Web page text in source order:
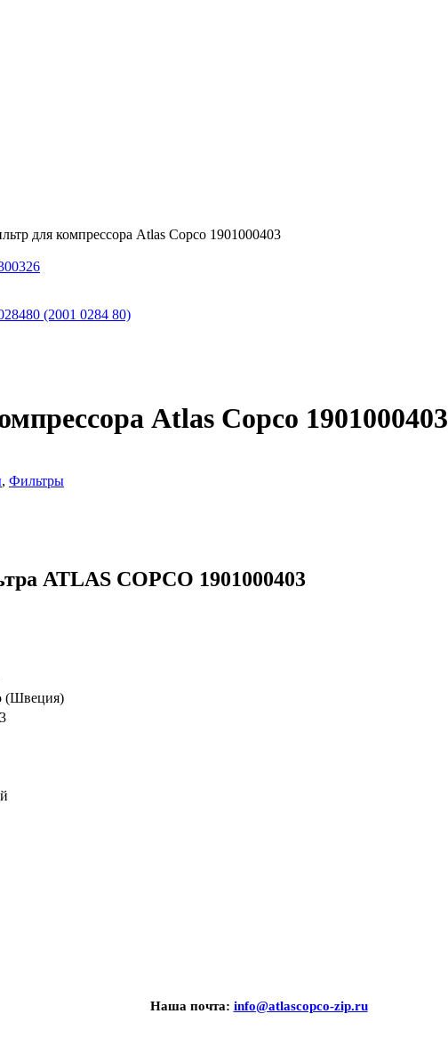
для компрессора Atlas Copco 1901000403
(2001 0284 80)
Atlas Copco 1901000403
, Фильтры
ATLAS COPCO 1901000403
(Швеция)
Наша почта: info@atlascopco-zip.ru